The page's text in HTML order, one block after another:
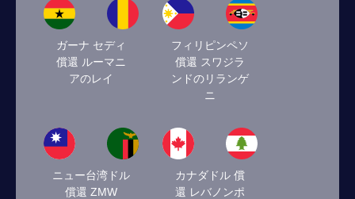
ガーナ セディ
償還 ルーマニ
アのレイ
フィリピンペソ
償還 スワジラ
ンドのリランゲ
ニ
ニュー台湾ドル
償還 ZMW
カナダドル 償
還 レバノンポ